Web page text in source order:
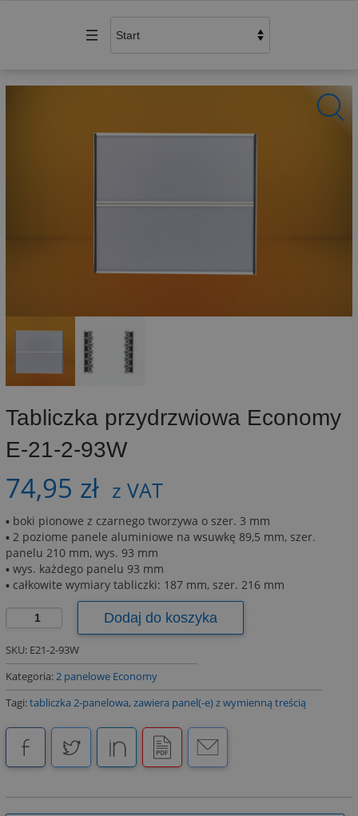
Tabliczka przydrzwiowa Economy
E-21-2-93W
74,95 zł z VAT
▪ boki pionowe z czarnego tworzywa o szer. 3 mm
▪ 2 poziome panele aluminiowe na wsuwkę 89,5 mm, szer.
panelu 210 mm, wys. 93 mm
▪ wys. każdego panelu 93 mm
▪ całkowite wymiary tabliczki: 187 mm, szer. 216 mm
Tabliczka
przydrzwiowa
Economy
E-
21-
2-
93W
Dodaj do koszyka
SKU: E21-2-93W
Kategoria:2 panelowe Economy
Tagi:tabliczka 2-panelowa,zawiera panel(-e) z wymienną treścią